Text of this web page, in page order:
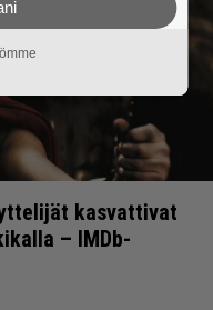
kasvattivat
– IMDb-